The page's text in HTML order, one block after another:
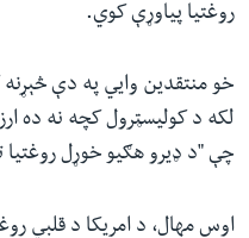
روغتیا پیاوړې کوي.
خو منتقدین وايي په دې
لکه د کولیسټرول کچه نه ده
چې "د ډیرو هګیو خوړل
اوس مهال، د امریکا د قلبي